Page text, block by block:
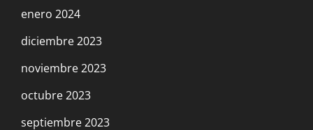
enero 2024
diciembre 2023
noviembre 2023
octubre 2023
septiembre 2023